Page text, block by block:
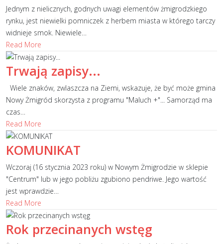
Jednym z nielicznych, godnych uwagi elementów żmigrodzkiego
rynku, jest niewielki pomniczek z herbem miasta w którego tarczy
widnieje smok. Niewiele…
Read More
Trwają zapisy...
Wiele znaków, zwlaszcza na Ziemi, wskazuje, że być może gmina
Nowy Żmigród skorzysta z programu "Maluch +"... Samorząd ma
czas…
Read More
KOMUNIKAT
Wczoraj (16 stycznia 2023 roku) w Nowym Żmigrodzie w sklepie
"Centrum" lub w jego pobliżu zgubiono pendriwe. Jego wartość
jest wprawdzie…
Read More
Rok przecinanych wstęg